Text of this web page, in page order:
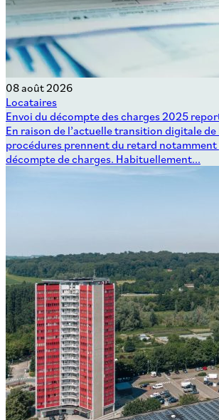
08 août 2026
Locataires
Envoi du décompte des charges 2025
En raison de l’actuelle transition digitale
procédures prennent du retard notamment
décompte de charges. Habituellement...